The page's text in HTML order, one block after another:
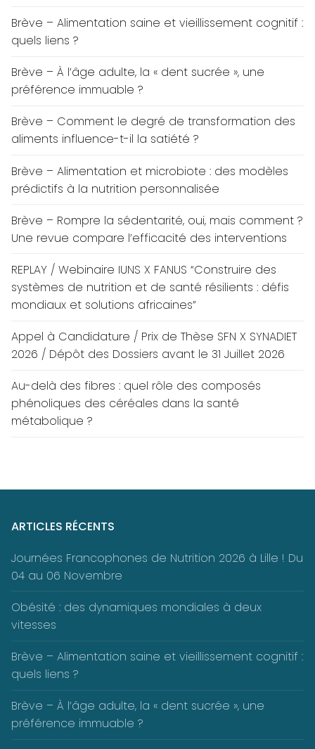
Brève – Alimentation saine et vieillissement cognitif :
quels liens ?
Brève – À l’âge adulte, la « dent sucrée », une
préférence immuable ?
Brève – Comment le degré de transformation des
aliments influence-t-il la satiété ?
Brève – Alimentation et microbiote : des modèles
prédictifs à la nutrition personnalisée
Brève – Rompre la sédentarité, oui, mais comment ?
Une revue compare l’efficacité des interventions
REPLAY / Webinaire IUNS X FANUS “Construire des
systèmes de nutrition et de santé résilients : défis
mondiaux et solutions africaines”
Appel à Candidature / Prix de Thèse SFN X SYNADIET
2026 / Dépôt des Dossiers avant le 31 Juillet 2026
Au-delà des fibres : quel rôle des composés
phénoliques des céréales dans la santé
métabolique ?
ARTICLES RÉCENTS
Journées Francophones de Nutrition 2026 à Lille ! Du
04 au 06 Novembre
Obésité : des dynamiques mondiales à deux
vitesses
Brève – Alimentation saine et vieillissement cognitif :
quels liens ?
Brève – À l’âge adulte, la « dent sucrée », une
préférence immuable ?